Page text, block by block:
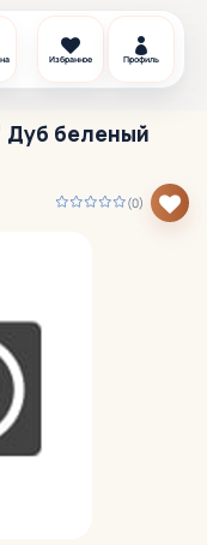
Избранное Профиль
беленый
(0)